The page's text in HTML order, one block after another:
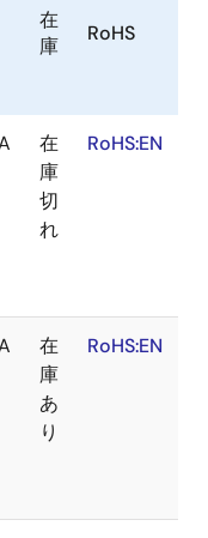
在
庫
RoHS
在
庫
切
れ
RoHS:EN
在
庫
あ
り
RoHS:EN